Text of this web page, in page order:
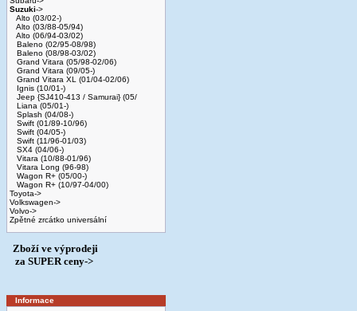
Suzuki->
Alto (03/02-)
Alto (03/88-05/94)
Alto (06/94-03/02)
Baleno (02/95-08/98)
Baleno (08/98-03/02)
Grand Vitara (05/98-02/06)
Grand Vitara (09/05-)
Grand Vitara XL (01/04-02/06)
Ignis (10/01-)
Jeep {SJ410-413 / Samurai} (05/
Liana (05/01-)
Splash (04/08-)
Swift (01/89-10/96)
Swift (04/05-)
Swift (11/96-01/03)
SX4 (04/06-)
Vitara (10/88-01/96)
Vitara Long (96-98)
Wagon R+ (05/00-)
Wagon R+ (10/97-04/00)
Toyota->
Volkswagen->
Volvo->
Zpětné zrcátko universální
Zboží ve výprodeji
­ za SUPER ceny->
Informace